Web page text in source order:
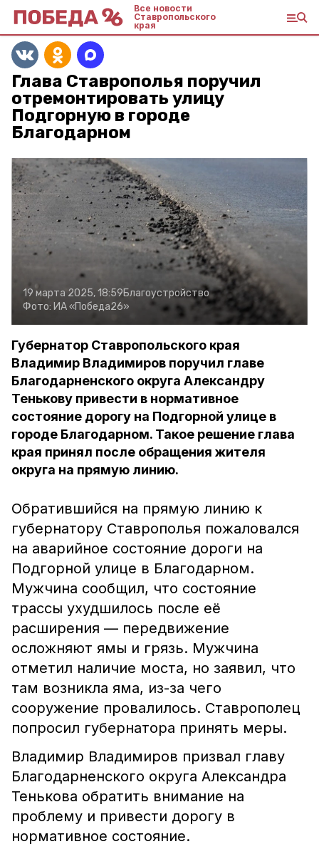
Все новости
Ставропольского
края
Глава Ставрополья поручил
отремонтировать улицу
Подгорную в городе
Благодарном
19 марта 2025, 18:59Благоустройство
Фото: ИА «Победа26»
Губернатор Ставропольского края
Владимир Владимиров поручил главе
Благодарненского округа Александру
Тенькову привести в нормативное
состояние дорогу на Подгорной улице в
городе Благодарном. Такое решение глава
края принял после обращения жителя
округа на прямую линию.
Обратившийся на прямую линию к
губернатору Ставрополья пожаловался
на аварийное состояние дороги на
Подгорной улице в Благодарном.
Мужчина сообщил, что состояние
трассы ухудшилось после её
расширения — передвижение
осложняют ямы и грязь. Мужчина
отметил наличие моста, но заявил, что
там возникла яма, из-за чего
сооружение провалилось. Ставрополец
попросил губернатора принять меры.
Владимир Владимиров призвал главу
Благодарненского округа Александра
Тенькова обратить внимание на
проблему и привести дорогу в
нормативное состояние.